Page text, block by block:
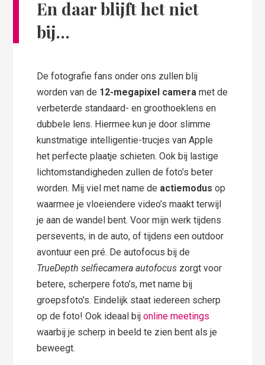
En daar blijft het niet
bij…
De fotografie fans onder ons zullen blij
worden van de 12-megapixel camera met de
verbeterde standaard- en groothoeklens en
dubbele lens. Hiermee kun je door slimme
kunstmatige intelligentie-trucjes van Apple
het perfecte plaatje schieten. Ook bij lastige
lichtomstandigheden zullen de foto’s beter
worden. Mij viel met name de actiemodus op
waarmee je vloeiendere video’s maakt terwijl
je aan de wandel bent. Voor mijn werk tijdens
persevents, in de auto, of tijdens een outdoor
avontuur een pré. De autofocus bij de
TrueDepth selfiecamera autofocus zorgt voor
betere, scherpere foto’s, met name bij
groepsfoto’s. Eindelijk staat iedereen scherp
op de foto! Ook ideaal bijonline meetings
waarbij je scherp in beeld te zien bent als je
beweegt.